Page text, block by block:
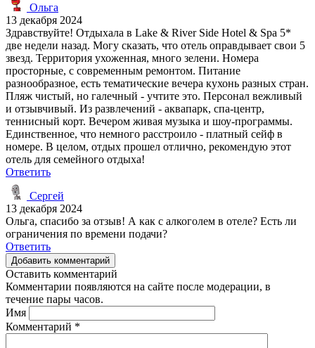
Ольга
13 декабря 2024
Здравствуйте! Отдыхала в Lake & River Side Hotel & Spa 5*
две недели назад. Могу сказать, что отель оправдывает свои 5
звезд. Территория ухоженная, много зелени. Номера
просторные, с современным ремонтом. Питание
разнообразное, есть тематические вечера кухонь разных стран.
Пляж чистый, но галечный - учтите это. Персонал вежливый
и отзывчивый. Из развлечений - аквапарк, спа-центр,
теннисный корт. Вечером живая музыка и шоу-программы.
Единственное, что немного расстроило - платный сейф в
номере. В целом, отдых прошел отлично, рекомендую этот
отель для семейного отдыха!
Ответить
Сергей
13 декабря 2024
Ольга, спасибо за отзыв! А как с алкоголем в отеле? Есть ли
ограничения по времени подачи?
Ответить
Добавить комментарий
Оставить комментарий
Комментарии появляются на сайте после модерации, в
течение пары часов.
Имя
Комментарий *